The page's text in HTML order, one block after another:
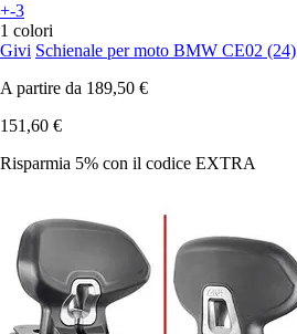
+-3
1 colori
Givi Schienale per moto BMW CE02 (24)
A partire da 189,50 €
151,60 €
Risparmia 5% con il codice EXTRA